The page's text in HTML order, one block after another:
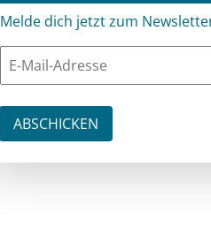
Melde dich jetzt zum